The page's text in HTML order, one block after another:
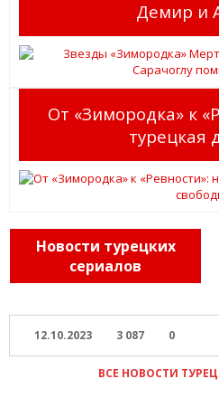
Демир и
От «Зимородка» к
турецкая
Новости турецких
сериалов
12.10.2023 3 087 0
ВСЕ НОВОСТИ